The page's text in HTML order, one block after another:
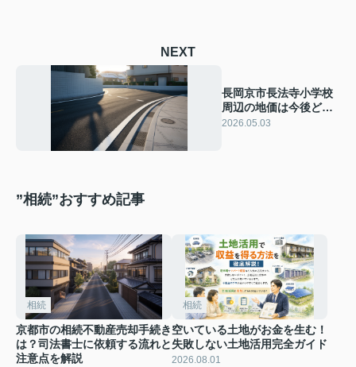
NEXT
長岡京市長法寺小学校
周辺の地価は今後どう
なる？推移データから
2026.05.03
”相続”おすすめ記事
相続
京都市の相続不動産売却手続き
は？司法書士に依頼する流れと
注意点を解説
相続
空いている土地がお金を生む！
失敗しない土地活用完全ガイド
2026.08.01